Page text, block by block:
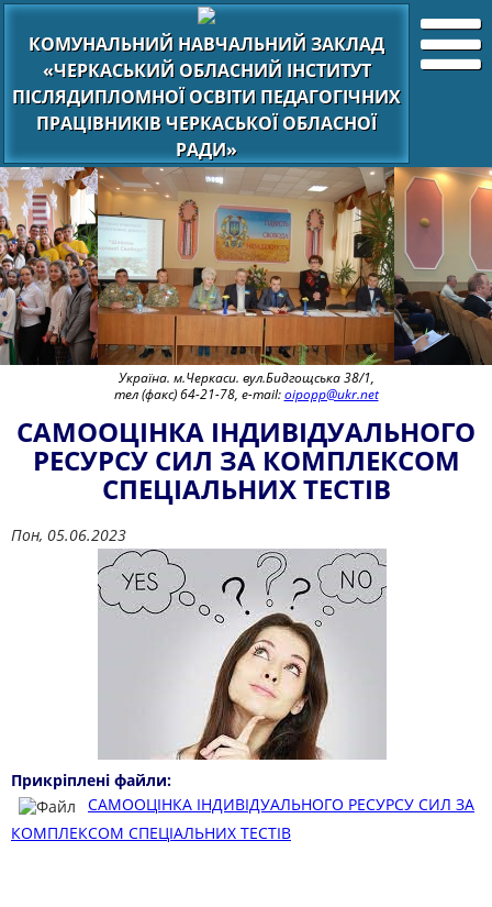
КОМУНАЛЬНИЙ НАВЧАЛЬНИЙ ЗАКЛАД
«ЧЕРКАСЬКИЙ ОБЛАСНИЙ ІНСТИТУТ
ПІСЛЯДИПЛОМНОЇ ОСВІТИ ПЕДАГОГІЧНИХ
ПРАЦІВНИКІВ ЧЕРКАСЬКОЇ ОБЛАСНОЇ
РАДИ»
Україна. м.Черкаси. вул.Бидгощська 38/1,
тел (факс) 64-21-78, e-mail:oipopp@ukr.net
САМООЦІНКА ІНДИВІДУАЛЬНОГО
РЕСУРСУ СИЛ ЗА КОМПЛЕКСОМ
СПЕЦІАЛЬНИХ ТЕСТІВ
Пон, 05.06.2023
Прикріплені файли:
САМООЦІНКА ІНДИВІДУАЛЬНОГО РЕСУРСУ СИЛ ЗА
КОМПЛЕКСОМ СПЕЦІАЛЬНИХ ТЕСТІВ